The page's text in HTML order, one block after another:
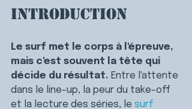
Introduction
Le surf met le corps à l'épreuve,
mais c'est souvent la tête qui
décide du résultat. Entre l'attente
dans le line-up, la peur du take-off
et la lecture des séries, le surf